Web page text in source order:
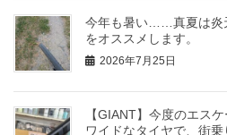
今年も暑い……真夏は炎
をオススメします。
2026年7月25日
【GIANT】今度のエス
ワイドなタイヤで、街乗